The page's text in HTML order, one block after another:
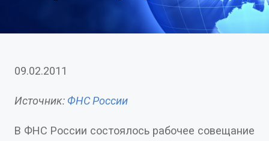
09.02.2011
Источник: ФНС России
В ФНС России состоялось рабочее совещание